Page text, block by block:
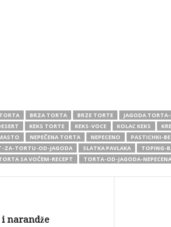
BRZA TORTA BRZE TORTE JAGODA TORTA-
KEKS TORTE KEKS-VOCE KOLAC KEKS
NEPEČENA TORTA NEPECENO PASTICHKI-
ZA-TORTU-OD-JAGODA SLATKA PAVLAKA TOPING-
SA VOĆEM-RECEPT TORTA-OD-JAGODA-NEPECENA
narandže